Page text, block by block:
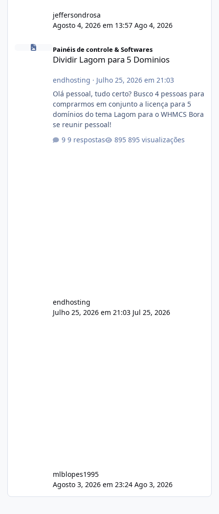
jeffersondrosa
Agosto 4, 2026 em 13:57 Ago 4, 2026
Dividir Lagom para 5 Dominios
Painéis de controle & Softwares
Dividir Lagom para 5 Dominios
endhosting · Julho 25, 2026 em 21:03
Olá pessoal, tudo certo? Busco 4 pessoas para
comprarmos em conjunto a licença para 5
domínios do tema Lagom para o WHMCS Bora
se reunir pessoal!
9 respostas
895 visualizações
endhosting
Julho 25, 2026 em 21:03 Jul 25, 2026
mlblopes1995
Agosto 3, 2026 em 23:24 Ago 3, 2026